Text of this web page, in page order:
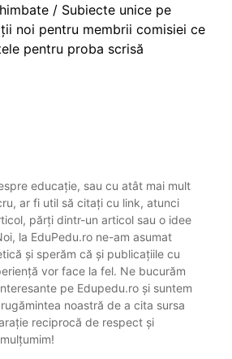
/ Subiecte unice pe
noi pentru membrii comisiei ce
pentru proba scrisă
educație, sau cu atât mai mult
ar fi util să citați cu link, atunci
părți dintr-un articol sau o idee
la EduPedu.ro ne-am asumat
și sperăm că și publicațiile cu
vor face la fel. Ne bucurăm
pe Edupedu.ro și suntem
noastră de a cita sursa
reciprocă de respect și